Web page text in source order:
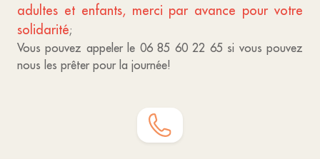
adultes et enfants, merci par avance pour votre
solidarité;
Vous pouvez appeler le 06 85 60 22 65 si vous pouvez
nous les prêter pour la journée!